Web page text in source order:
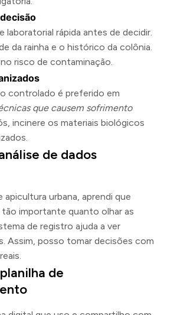
laboratorial rápida antes de decidir.
da rainha e o histórico da colônia.
risco de contaminação.
controlado é preferido em
que causem sofrimento
incinere os materiais biológicos
de dados
apicultura urbana, aprendi que
importante quanto olhar as
de registro ajuda a ver
Assim, posso tomar decisões com
de